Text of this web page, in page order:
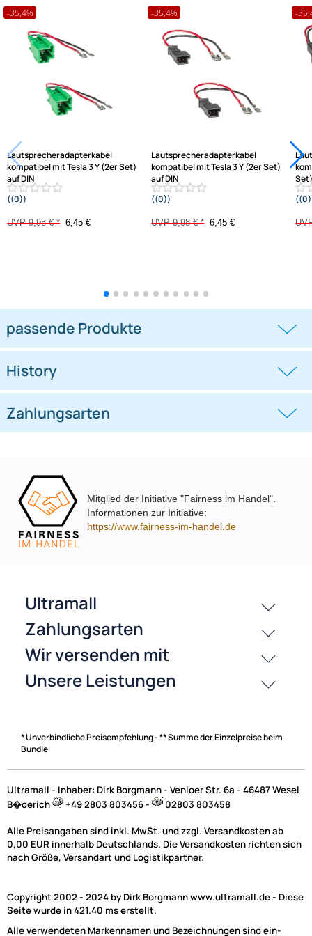
passende Produkte
Ähnliche Produkte anzeigen
Frage zum Artikel stellen
Jetzt auf Rechnung kaufen
Varianten: Lautsprecheradapterkabel
-35,4%
Lautsprecheradapterkabel
auf DIN
((0))
UVP 9,98 € *6,45 €
-35,4%
Lautsprecheradapterkabel
((0))
passende Produkte
Zahlungsarten
Mitglied der Initiative "Fairness im Handel".
Informationen zur Initiative:
https://www.fairness-im-handel.de
* Unverbindliche Preisempfehlung - ** Summe der Einzelpreise beim
Bundle
Ultramall - Inhaber: Dirk Borgmann - Venloer Str. 6a - 46487 Wesel
B�derich
+49 2803 803456 - 02803 803458
Alle Preisangaben sind inkl. MwSt. und zzgl. Versandkosten ab
0,00 EUR innerhalb Deutschlands. Die Versandkosten richten sich
nach Größe, Versandart und Logistikpartner.
Copyright 2002 - 2024 by Dirk Borgmann www.ultramall.de - Diese
Seite wurde in 421.40 ms erstellt.
Alle verwendeten Markennamen und Bezeichnungen sind ein-